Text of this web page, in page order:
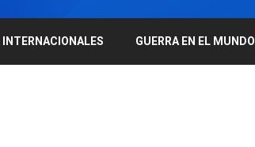
INTERNACIONALES GUERRA EN EL MUNDO